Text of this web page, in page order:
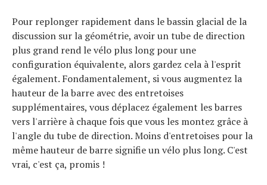
Pour replonger rapidement dans le bassin glacial de la
discussion sur la géométrie, avoir un tube de direction
plus grand rend le vélo plus long pour une
configuration équivalente, alors gardez cela à l'esprit
également. Fondamentalement, si vous augmentez la
hauteur de la barre avec des entretoises
supplémentaires, vous déplacez également les barres
vers l'arrière à chaque fois que vous les montez grâce à
l'angle du tube de direction. Moins d'entretoises pour la
même hauteur de barre signifie un vélo plus long. C'est
vrai, c'est ça, promis !